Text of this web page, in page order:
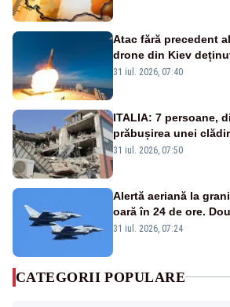
Atac fără precedent
drone din Kiev
americană, distrusă
31 iul. 2026, 07:40
ITALIA: 7 persoane,
prăbușirea unei
31 iul. 2026, 07:50
Alertă aeriană la
oară în 24 de ore.
Eurofighter britanice
31 iul. 2026, 07:24
CATEGORII POPULARE